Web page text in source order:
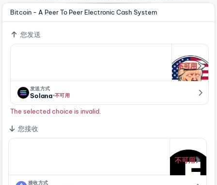
Bitcoin - A Peer To Peer Electronic Cash System
您发送
不可用
发送方式
Solana·不可用
The selected choice is invalid.
您接收
不可用
接收方式